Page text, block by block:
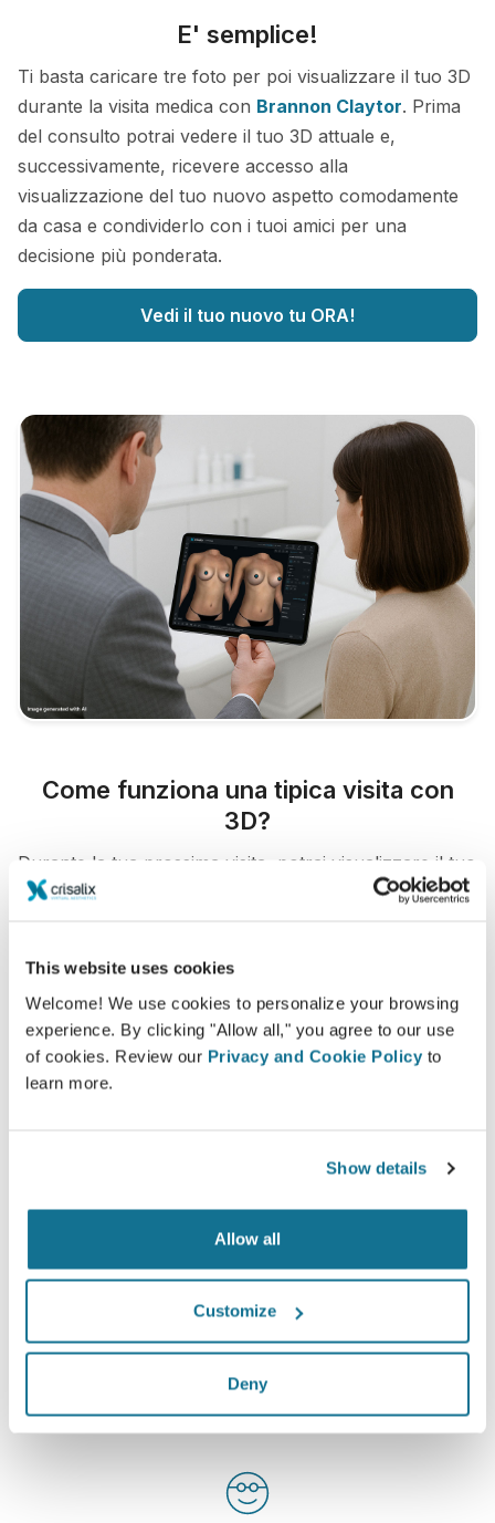
This website uses cookies
Welcome! We use cookies to personalize your browsing
experience. By clicking "Allow all," you agree to our use
of cookies. Review our Privacy and Cookie Policy to
learn more.
Show details
Allow all
Customize
Deny
E' semplice!
Ti basta caricare tre foto per poi visualizzare il tuo 3D
durante la visita medica con Brannon Claytor. Prima
del consulto potrai vedere il tuo 3D attuale e,
successivamente, ricevere accesso alla
visualizzazione del tuo nuovo aspetto comodamente
da casa e condividerlo con i tuoi amici per una
decisione più ponderata.
Vedi il tuo nuovo tu ORA!
Come funziona una tipica visita con
3D?
Durante la tua prossima visita, potrai visualizzare il tuo
nuovo aspetto mentre il Dr.
Brannon Claytorti darà
Consulto in 3D per il seno
Vedi il tuo nuovo tu ORA!
Crisalix è uno strumento innovativo che migliora la
L'interconnessione ed il 3D visualizzabile, aiutano a
rendere più trasparente la comunicazione tra medico
e paziente.